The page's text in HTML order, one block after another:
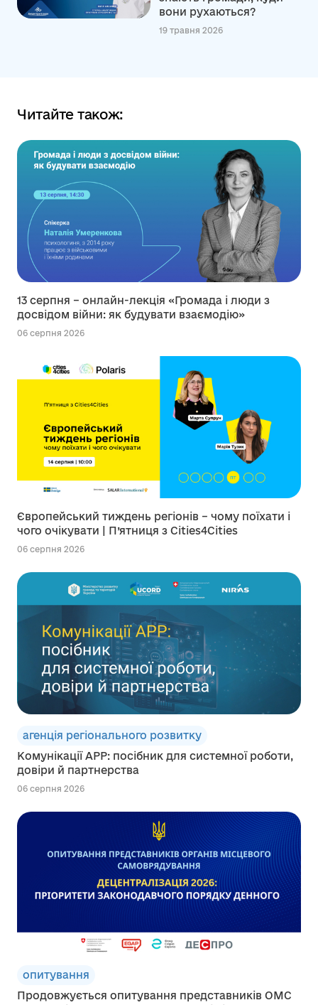
вони рухаються?
19 травня 2026
Читайте також:
13 серпня – онлайн-лекція «Громада і люди з
досвідом війни: як будувати взаємодію»
06 серпня 2026
Європейський тиждень регіонів – чому поїхати і
чого очікувати | П’ятниця з Cities4Cities
06 серпня 2026
агенція регіонального розвитку
Комунікації АРР: посібник для системної роботи,
довіри й партнерства
06 серпня 2026
опитування
Продовжується опитування представників ОМС